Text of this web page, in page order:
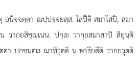
อนิจฺจตฺตา ณปฺปจฺจยสฺส. โสปีติ สมาโสปิ, สมา
วากฺยสิชฺฌเนน. ปกฺเข วากฺยสมาสาปิ สิยุนฺติ
ตา ปกฺขนฺตเร ณาทิวุตฺติ น พาธียตีติ วากฺยวุตฺติ